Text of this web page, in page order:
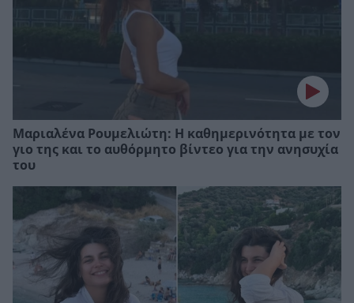
Μαριαλένα Ρουμελιώτη: Η καθημερινότητα με τον
γιο της και το αυθόρμητο βίντεο για την ανησυχία
του